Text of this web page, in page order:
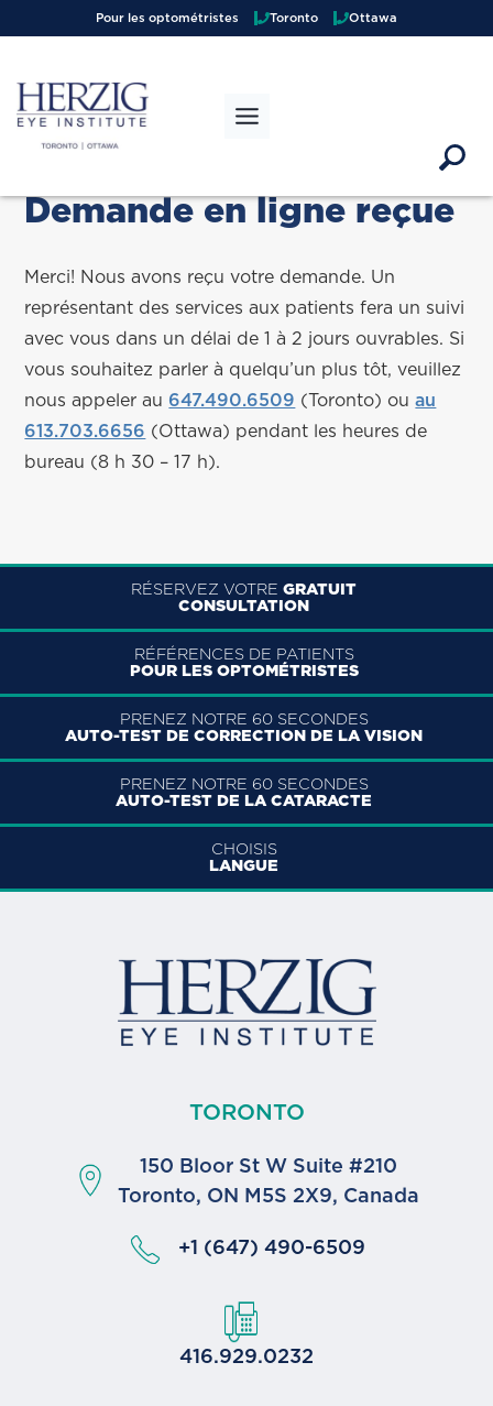
Pour les optométristes Toronto Ottawa
Demande en ligne reçue
Merci! Nous avons reçu votre demande. Un
représentant des services aux patients fera un suivi
avec vous dans un délai de 1 à 2 jours ouvrables. Si
vous souhaitez parler à quelqu’un plus tôt, veuillez
nous appeler au 647.490.6509 (Toronto) ouau
613.703.6656 (Ottawa) pendant les heures de
bureau (8 h 30 – 17 h).
RÉSERVEZ VOTRE GRATUIT
CONSULTATION
RÉFÉRENCES DE PATIENTS
POUR LES OPTOMÉTRISTES
PRENEZ NOTRE 60 SECONDES
AUTO-TEST DE CORRECTION DE LA VISION
PRENEZ NOTRE 60 SECONDES
AUTO-TEST DE LA CATARACTE
CHOISIS
LANGUE
TORONTO
150 Bloor St W Suite #210
Toronto, ON M5S 2X9, Canada
+1 (647) 490-6509
416.929.0232